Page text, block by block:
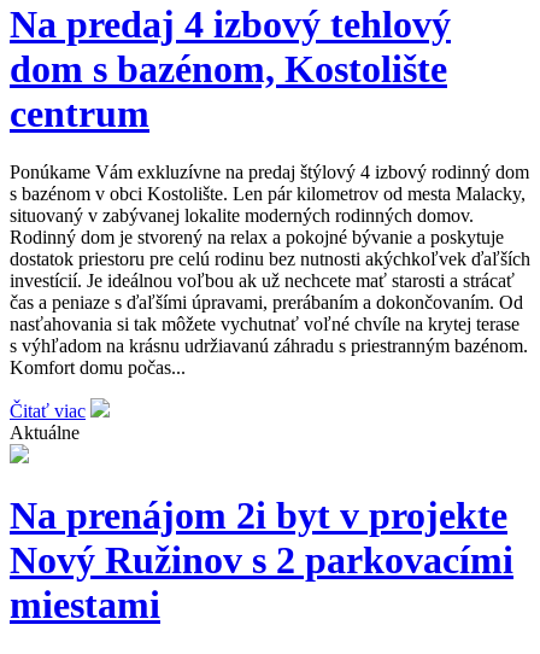
Na predaj 4 izbový tehlový
dom s bazénom, Kostolište
centrum
Ponúkame Vám exkluzívne na predaj štýlový 4 izbový rodinný dom
s bazénom v obci Kostolište. Len pár kilometrov od mesta Malacky,
situovaný v zabývanej lokalite moderných rodinných domov.
Rodinný dom je stvorený na relax a pokojné bývanie a poskytuje
dostatok priestoru pre celú rodinu bez nutnosti akýchkoľvek ďaľších
investícií. Je ideálnou voľbou ak už nechcete mať starosti a strácať
čas a peniaze s ďaľšími úpravami, prerábaním a dokončovaním. Od
nasťahovania si tak môžete vychutnať voľné chvíle na krytej terase
s výhľadom na krásnu udržiavanú záhradu s priestranným bazénom.
Komfort domu počas...
Čitať viac
Aktuálne
Na prenájom 2i byt v projekte
Nový Ružinov s 2 parkovacími
miestami